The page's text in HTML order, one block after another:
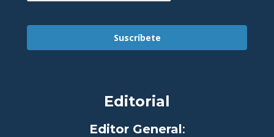
Suscríbete
Editorial
Editor General: